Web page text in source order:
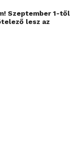
Szeptember 1-től
lesz az